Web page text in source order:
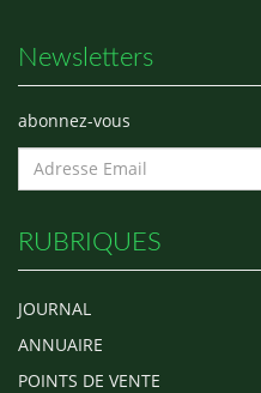
Newsletters
abonnez-vous
RUBRIQUES
JOURNAL
ANNUAIRE
POINTS DE VENTE